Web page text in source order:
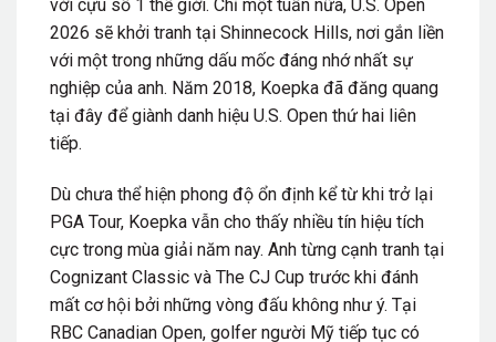
với cựu số 1 thế giới. Chỉ một tuần nữa, U.S. Open
2026 sẽ khởi tranh tại Shinnecock Hills, nơi gắn liền
với một trong những dấu mốc đáng nhớ nhất sự
nghiệp của anh. Năm 2018, Koepka đã đăng quang
tại đây để giành danh hiệu U.S. Open thứ hai liên
tiếp.
Dù chưa thể hiện phong độ ổn định kể từ khi trở lại
PGA Tour, Koepka vẫn cho thấy nhiều tín hiệu tích
cực trong mùa giải năm nay. Anh từng cạnh tranh tại
Cognizant Classic và The CJ Cup trước khi đánh
mất cơ hội bởi những vòng đấu không như ý. Tại
RBC Canadian Open, golfer người Mỹ tiếp tục có